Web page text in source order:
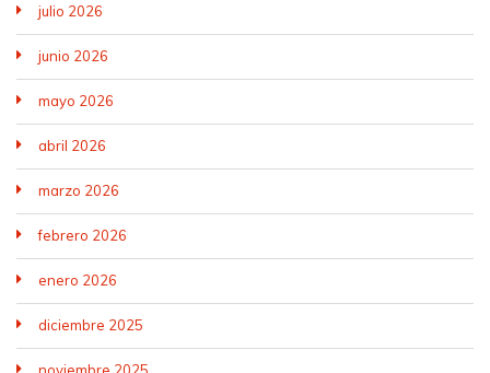
julio 2026
junio 2026
mayo 2026
abril 2026
marzo 2026
febrero 2026
enero 2026
diciembre 2025